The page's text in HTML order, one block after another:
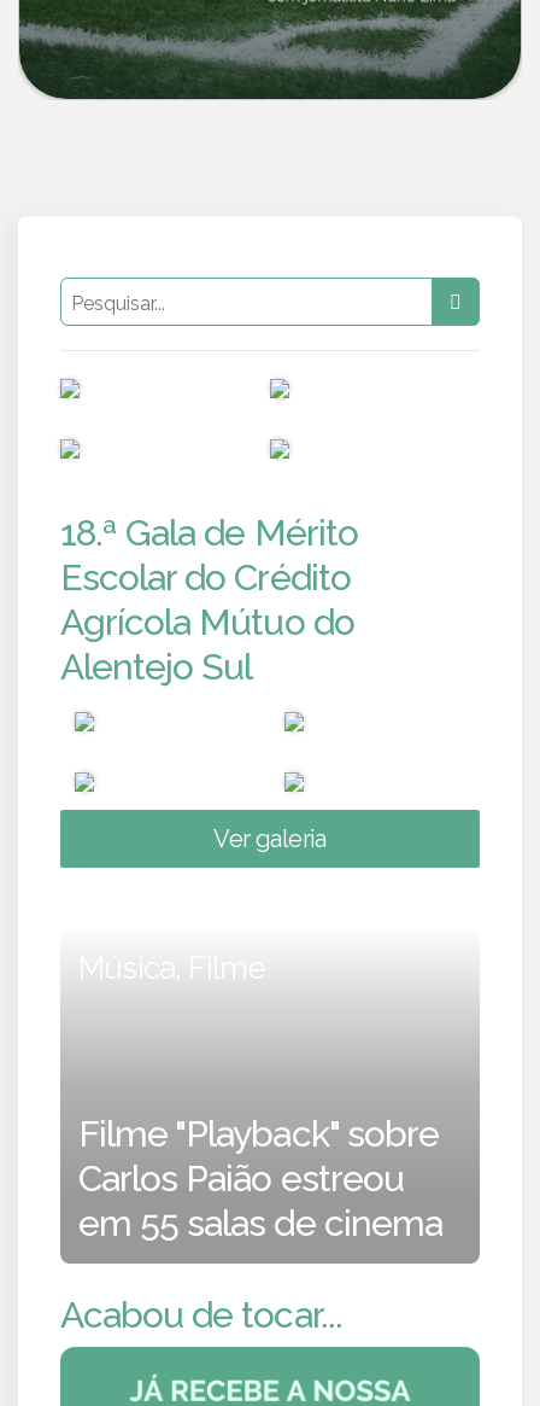
18.ª Gala de Mérito
Escolar do Crédito
Agrícola Mútuo do
Alentejo Sul
Ver galeria
Música, Filme
Filme "Playback" sobre
Carlos Paião estreou
em 55 salas de cinema
Acabou de tocar...